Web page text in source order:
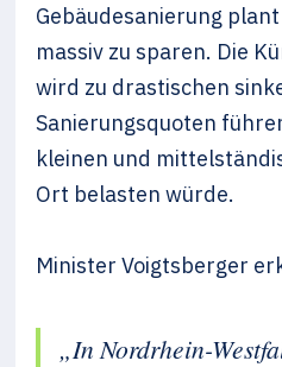
Gebäudesanierung
massiv zu sparen. Die
wird zu drastischen
Sanierungsquoten
kleinen und
Ort belasten würde.
Minister Voigtsberger
„In Nordrhein-